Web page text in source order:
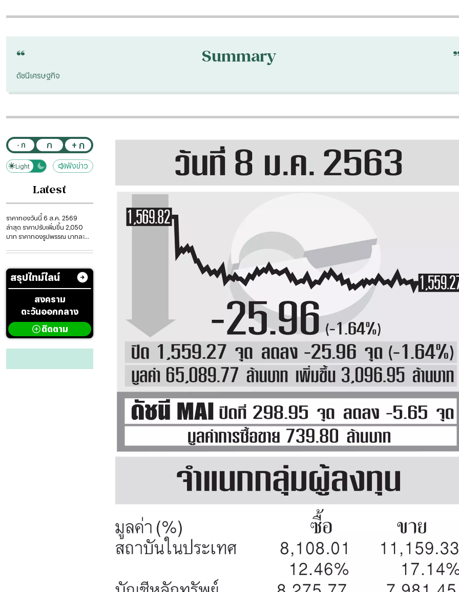
“ Summary
ดัชนีเศรษฐกิจ
- ก ก + ก
Dark
Light ฟังข่าว
Latest
ราคาทองวันนี้ 6 ส.ค. 2569
ล่าสุด ราคาปรับเพิ่มขึ้น 2,050
บาท ราคาทองรูปพรรณ บาทละ
สรุปไทม์ไลน์
สงคราม
ตะวันออกกลาง
ติดตาม